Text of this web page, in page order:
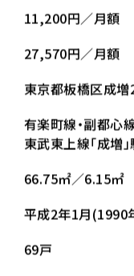
11,200円／月額
27,570円／月額
東京都板橋区成
有楽町線・副都心
東武東上線「成増
66.75㎡／6.15㎡
平成2年1月(1990
69戸